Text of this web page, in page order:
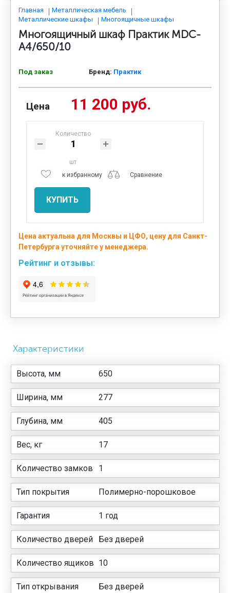
МЕБЕЛЬ ДЛЯ ДОМА
МЕБЕЛЬ ДЛЯ СТОЛОВЫХ
Главная
Металлическая мебель
Металлические шкафы
Многоящичные шкафы
Многоящичный шкаф Практик MDC-
A4/650/10
Под заказ Бренд: Практик
Цена 11 200 руб.
Количество
шт
к избранному
Сравнение
КУПИТЬ
Цена актуальна для Москвы и ЦФО, цену для Санкт-
Петербурга уточняйте у менеджера.
Рейтинг и отзывы:
Характеристики
Высота, мм 650
Ширина, мм 277
Глубина, мм 405
Вес, кг 17
Количество замков 1
Тип покрытия Полимерно-порошковое
Гарантия 1 год
Количество дверей Без дверей
Количество ящиков 10
Тип открывания
Без дверей